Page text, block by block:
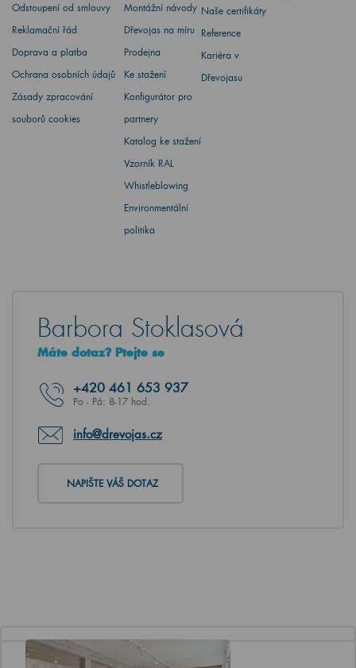
Odstoupení od smlouvy
Reklamační řád
Doprava a platba
Ochrana osobních údajů
Zásady zpracování
souborů cookies
Montážní návody
Dřevojas na míru
Prodejna
Ke stažení
Konfigurátor pro
partnery
Katalog ke stažení
Vzorník RAL
Whistleblowing
Environmentální
politika
Naše certifikáty
Reference
Kariéra v
Dřevojasu
Barbora Stoklasová
Máte dotaz? Ptejte se
+420 461 653 937
Po - Pá: 8-17 hod.
info@drevojas.cz
NAPIŠTE VÁŠ DOTAZ